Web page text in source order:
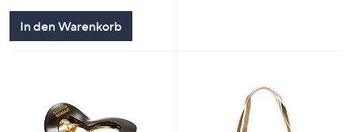
In den Warenkorb